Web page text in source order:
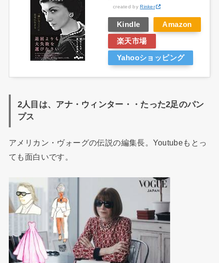
created byRinker
Kindle Amazon
楽天市場
Yahooショッピング
2人目は、アナ・ウィンター・・たった2足のパン
プス
アメリカン・ヴォーグの伝説の編集長。Youtubeもとっ
ても面白いです。